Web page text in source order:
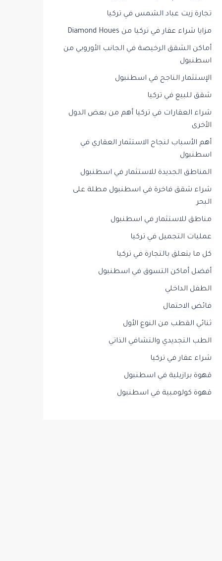
تجارة زيت عباد الشمس في تركيا
مزايا شراء عقار في تركيا من Diamond Houes
أماكن الشقق الرخيصة في الجانب الأوروبي من
اسطنبول
الإستثمار الناجح في اسطنبول
شقق للبيع في تركيا
شراء العقارات في تركيا أهم من بعض الدول
الأخرى
أهم الأسباب لنجاح الاستثمار العقاري في
اسطنبول
المناطق الجديدة للاستثمار في اسطنبول
شراء شقق فاخرة في اسطنبول مطلة على
البحر
مناطق للاستثمار في اسطنبول
عمليات التجميل في تركيا
كل ما يتعلق بالتجارة في تركيا
أفضل أماكن التسوق في اسطنبول
الطفل الداخلي
فائض الاحتمال
ثنائي القطب من النوع الأول
الطب التجديدي والتشافي الذاتي
شراء عقار في تركيا
قهوة برازيلية في اسطنبول
قهوة كولومبية في اسطنبول